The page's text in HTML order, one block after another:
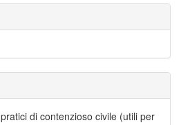
di contenzioso civile (utili per